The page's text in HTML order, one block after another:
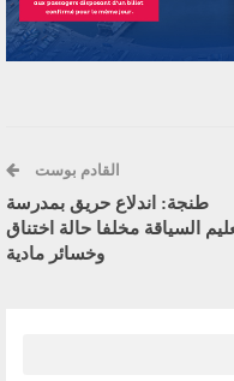
القادم بوست
طنجة: اندلاع حريق بمدرسة
السياقة مخلفا حالة اختناق
وخسائر مادية